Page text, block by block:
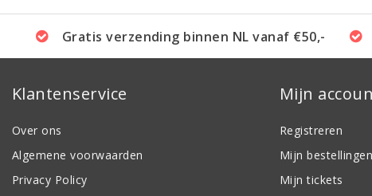
Gratis verzending binnen NL vanaf €50,-
Klantenservice
Over ons
Algemene voorwaarden
Privacy Policy
Mijn
Registreren
Mijn bestellingen
Mijn tickets